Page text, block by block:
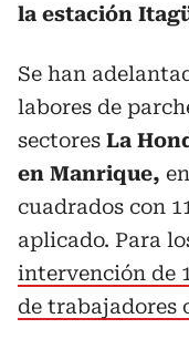
la estación
Se han
labores de
sectores La
en Manrique,
cuadrados con
aplicado. Para
intervención de
de trabajadores